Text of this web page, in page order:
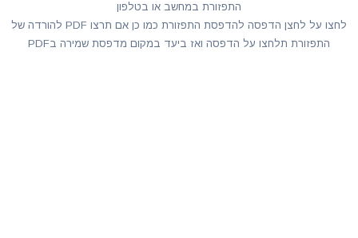
התפזורת במחשב או בטלפון
לחצו על לחצן הדפסה להדפסת התפזורת כמו כן אם תרצו PDF להורדה של
התפזורת תלחצו על הדפסה ואז ביעד במקום מדפסת שמירה בPDF